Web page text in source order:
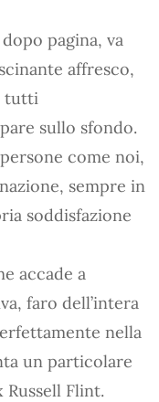
pagina, va
affresco,
tutti
sullo sfondo.
come noi,
sempre in
soddisfazione
accade a
faro dell’intera
nella
un particolare
Russell Flint.